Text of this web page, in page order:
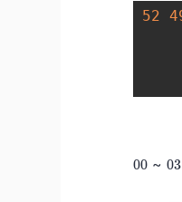
52
0
00 ~0
03